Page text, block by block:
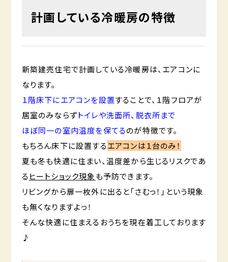
計画している冷暖房の特徴
新築建売住宅で計画している冷暖房は、エアコンに
なります。
１階床下にエアコンを設置することで、１階フロアが
居室のみならずトイレや洗面所、脱衣所まで
ほぼ同一の室内温度を保てるのが特徴です。
もちろん床下に設置するエアコンは１台のみ！
夏も冬も快適に住まい、温度差から生じるリスクであ
るヒートショック現象 も予防できます。
リビングから扉一枚外に出ると「さむっ！」という現象
も無くなりますよっ！
そんな快適に住まえるおうちを現在着工しております
♪